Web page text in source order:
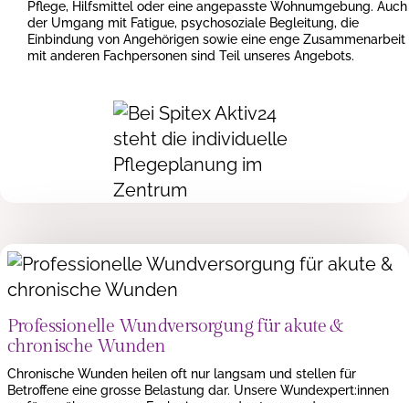
Pflege, Hilfsmittel oder eine angepasste Wohnumgebung. Auch
der Umgang mit Fatigue, psychosoziale Begleitung, die
Einbindung von Angehörigen sowie eine enge Zusammenarbeit
mit anderen Fachpersonen sind Teil unseres Angebots.
Professionelle Wundversorgung für akute &
chronische Wunden
Chronische Wunden heilen oft nur langsam und stellen für
Betroffene eine grosse Belastung dar. Unsere Wundexpert:innen